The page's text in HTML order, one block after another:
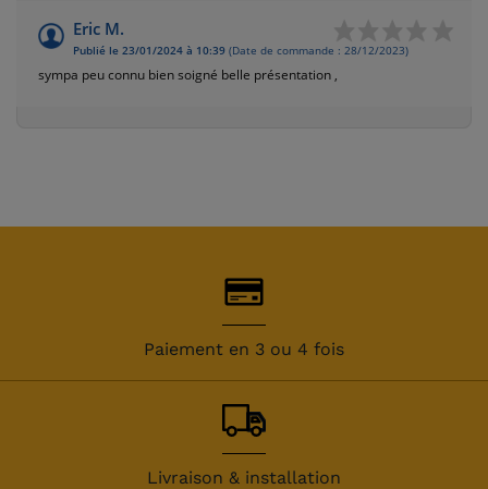
Eric M.
Publié le 23/01/2024 à 10:39 (Date de commande : 28/12/2023)
sympa peu connu bien soigné belle présentation ,
Paiement en 3 ou 4 fois
Livraison & installation